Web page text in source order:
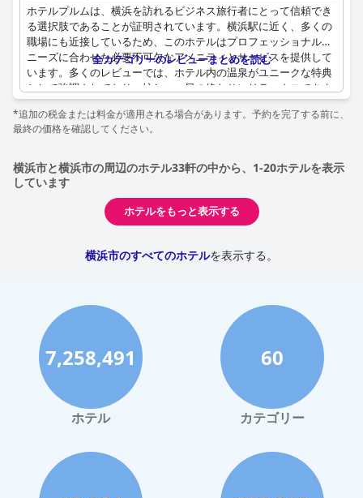
要するに、横浜ヘイワプラザホテルは、素晴らしいロケーショ
ン、清潔さ、献身的なスタッフを組み合わせ、レジャーや予算を
重視する旅行者の両方にとって、非常に便利で魅力的な滞在を提
供します。
ホテルプルムは、横浜を訪れるビジネス旅行者にとって信頼でき
る選択肢であることが証明されています。横浜駅に近く、多くの
職場にも近接しているため、このホテルはプロフェッショナルの
ニーズに合わせた必要不可欠なアメニティとサービスを提供して
います。多くのレビューでは、ホテル内の温泉がユニークな特典
として強調されており、忙しい一日の終わりにリラックスできま
す。客室は、十分なワークスペースと一人での滞在に適した快適
さを備え、仕事に適していると評されています。
システムを高く評価しており、スムーズで効率的な体験に貢献し
ています。フロントデスクのスタッフは、迅速かつフレンドリー
なサービスで称賛されており、ビジネスの約束や試験の交通手段
や時間に関する貴重な情報を提供しています。
対効果が高いと考えられており、出張に予算に優しいオプション
より、快適な滞在が保証されます。大浴場は、ホテルの施設のも
っとありふれた側面にもかかわらず、多くの宿泊客が楽しめるも
う一つのハイライトです。
頻繁に病院を訪れる人にとって、ホテルが地元の病院に近く、早
朝の診察に便利であることは、さらに利便性を高めます。ベッド
が小さく、アメニティの品質が平均的であるという言及もありま
すが、全体的なフィードバックは、ホテルプルムが、特にビジネ
スでの宿泊施設において、立地と実用的なサービスを優先する人
全カテゴリーのレビューまとめを読む
*追加の税金または料金が適用される場合があります。予約を完了する前に、
最終の価格を確認してください。
横浜市と横浜市の周辺のホテル33軒の中から、1-20ホテルを表示
しています
ホテルをもっと表示する
横浜市のすべてのホテルを表示する。
7,258,491
ホテル
60
カテゴリー